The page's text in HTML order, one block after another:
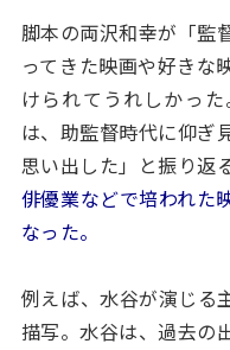
脚本の両沢和幸が「監
ってきた映画や好きな
けられてうれしかっ
は、助監督時代に仰ぎ
思い出した」と振り返
俳優業などで培われた
なった。
例えば、水谷が演じる
描写。水谷は、過去の